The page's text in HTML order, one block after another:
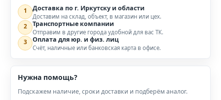
1 Доставка по г. Иркутску и области
Доставим на склад, объект, в магазин или цех.
2 Транспортные компании
Отправим в другие города удобной для вас ТК.
3 Оплата для юр. и физ. лиц
Счёт, наличные или банковская карта в офисе.
Нужна помощь?
Подскажем наличие, сроки доставки и подберём аналог.